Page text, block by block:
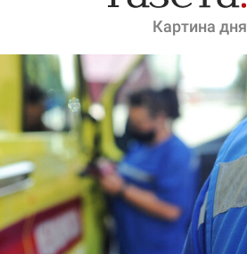
Картина дня